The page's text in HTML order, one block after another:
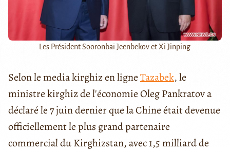
Les Président Sooronbaï Jeenbekov et Xi Jinping
Selon le media kirghiz en ligneTazabek, le
ministre kirghiz de l'économie Oleg Pankratov a
déclaré le 7 juin dernier que la Chine était devenue
officiellement le plus grand partenaire
commercial du Kirghizstan, avec 1,5 milliard de